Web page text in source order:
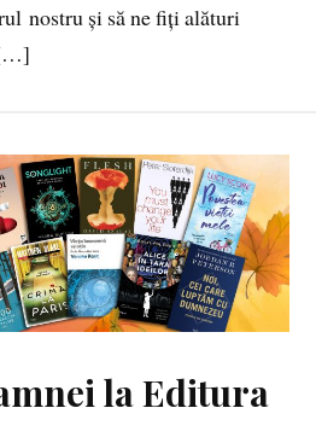
nostru și să ne fiți alături
la Editura